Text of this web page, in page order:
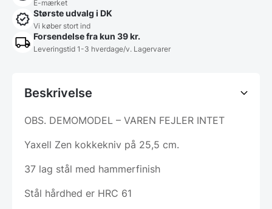
E-mærket
Største udvalg i DK
Vi køber stort ind
Forsendelse fra kun 39 kr.
Leveringstid 1-3 hverdage/v. Lagervarer
Beskrivelse
OBS. DEMOMODEL – VAREN FEJLER INTET
Yaxell Zen kokkekniv på 25,5 cm.
37 lag stål med hammerfinish
Stål hårdhed er HRC 61